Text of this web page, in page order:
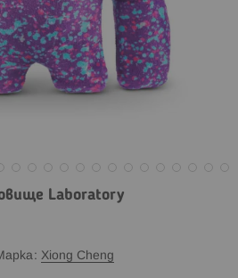
Laboratory
Xiong Cheng